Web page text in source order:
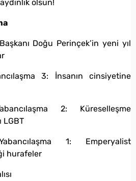
olsun!
Doğu Perinçek’in yeni yıl
3: İnsanın cinsiyetine
2: Küreselleşme
LGBT
1: Emperyalist
hurafeler